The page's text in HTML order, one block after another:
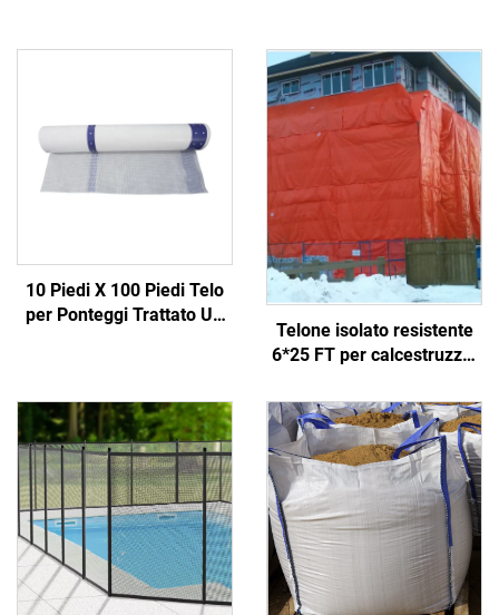
10 Piedi X 100 Piedi Telo
per Ponteggi Trattato UV
Meteorologica nell'Edilizia
Telone isolato resistente
6*25 FT per calcestruzzo,
durevole